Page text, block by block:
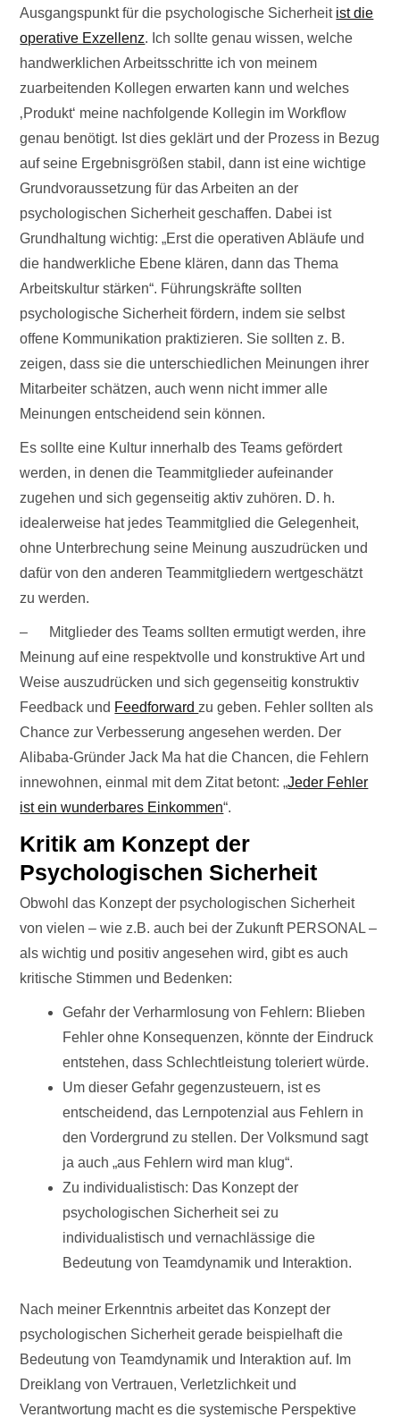
Ausgangspunkt für die psychologische Sicherheit ist die
operative Exzellenz. Ich sollte genau wissen, welche
handwerklichen Arbeitsschritte ich von meinem
zuarbeitenden Kollegen erwarten kann und welches
‚Produkt‘ meine nachfolgende Kollegin im Workflow
genau benötigt. Ist dies geklärt und der Prozess in Bezug
auf seine Ergebnisgrößen stabil, dann ist eine wichtige
Grundvoraussetzung für das Arbeiten an der
psychologischen Sicherheit geschaffen. Dabei ist
Grundhaltung wichtig: „Erst die operativen Abläufe und
die handwerkliche Ebene klären, dann das Thema
Arbeitskultur stärken“. Führungskräfte sollten
psychologische Sicherheit fördern, indem sie selbst
offene Kommunikation praktizieren. Sie sollten z. B.
zeigen, dass sie die unterschiedlichen Meinungen ihrer
Mitarbeiter schätzen, auch wenn nicht immer alle
Meinungen entscheidend sein können.
Es sollte eine Kultur innerhalb des Teams gefördert
werden, in denen die Teammitglieder aufeinander
zugehen und sich gegenseitig aktiv zuhören. D. h.
idealerweise hat jedes Teammitglied die Gelegenheit,
ohne Unterbrechung seine Meinung auszudrücken und
dafür von den anderen Teammitgliedern wertgeschätzt
zu werden.
– Mitglieder des Teams sollten ermutigt werden, ihre
Meinung auf eine respektvolle und konstruktive Art und
Weise auszudrücken und sich gegenseitig konstruktiv
Feedback und Feedforward zu geben. Fehler sollten als
Chance zur Verbesserung angesehen werden. Der
Alibaba-Gründer Jack Ma hat die Chancen, die Fehlern
innewohnen, einmal mit dem Zitat betont: „Jeder Fehler
ist ein wunderbares Einkommen“.
Kritik am Konzept der
Psychologischen Sicherheit
Obwohl das Konzept der psychologischen Sicherheit
von vielen – wie z.B. auch bei der Zukunft PERSONAL –
als wichtig und positiv angesehen wird, gibt es auch
kritische Stimmen und Bedenken:
Gefahr der Verharmlosung von Fehlern: Blieben
Fehler ohne Konsequenzen, könnte der Eindruck
entstehen, dass Schlechtleistung toleriert würde.
Um dieser Gefahr gegenzusteuern, ist es
entscheidend, das Lernpotenzial aus Fehlern in
den Vordergrund zu stellen. Der Volksmund sagt
ja auch „aus Fehlern wird man klug“.
Zu individualistisch: Das Konzept der
psychologischen Sicherheit sei zu
individualistisch und vernachlässige die
Bedeutung von Teamdynamik und Interaktion.
Nach meiner Erkenntnis arbeitet das Konzept der
psychologischen Sicherheit gerade beispielhaft die
Bedeutung von Teamdynamik und Interaktion auf. Im
Dreiklang von Vertrauen, Verletzlichkeit und
Verantwortung macht es die systemische Perspektive